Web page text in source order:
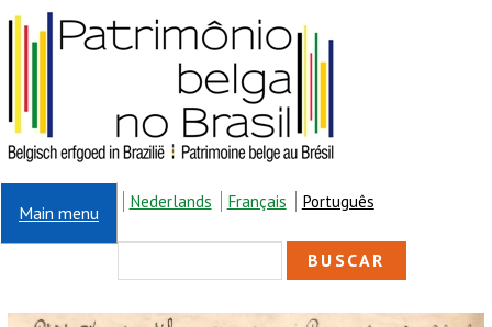
Pular para o conteúdo principal
Main menu
Nederlands Français Português
FORMULÁRIO DE
BUSCA